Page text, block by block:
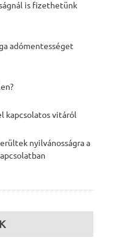
is fizethetünk
adómentességet
kapcsolatos vitáról
nyilvánosságra a